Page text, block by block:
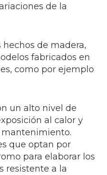
de la
de madera,
fabricados en
como por ejemplo
un alto nivel de
al calor y
que optan por
para elaborar los
resistente a la